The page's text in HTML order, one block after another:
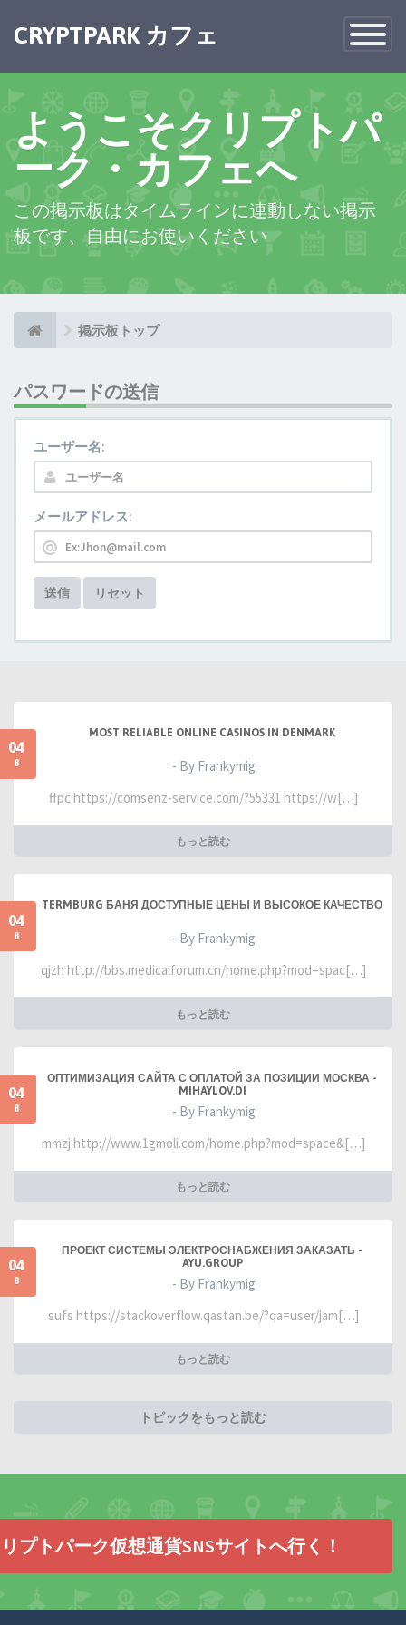
Toggle
CRYPTPARK カフェ ×
ようこそクリプトパ
ーク・カフェへ
この掲示板はタイムラインに連動しない掲示
板です、自由にお使いください
掲示板トップ
パスワードの送信
ユーザー名:
メールアドレス:
送信 リセット
04
8
MOST RELIABLE ONLINE CASINOS IN DENMARK
- By Frankymig
ffpc https://comsenz-service.com/?55331 https://w[…]
もっと読む
04
8
TERMBURG БАНЯ ДОСТУПНЫЕ ЦЕНЫ И ВЫСОКОЕ КАЧЕСТВО
- By Frankymig
qjzh http://bbs.medicalforum.cn/home.php?mod=spac[…]
もっと読む
04
8
ОПТИМИЗАЦИЯ САЙТА С ОПЛАТОЙ ЗА ПОЗИЦИИ МОСКВА -
MIHAYLOV.DI
- By Frankymig
mmzj http://www.1gmoli.com/home.php?mod=space&[…]
もっと読む
04
8
ПРОЕКТ СИСТЕМЫ ЭЛЕКТРОСНАБЖЕНИЯ ЗАКАЗАТЬ -
AYU.GROUP
- By Frankymig
sufs https://stackoverflow.qastan.be/?qa=user/jam[…]
もっと読む
トピックをもっと読む
プトパーク仮想通貨SNSサイトへ行く！